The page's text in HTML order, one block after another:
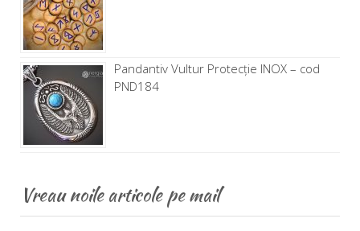
Pandantiv Vultur Protecție INOX – cod
PND184
Vreau noile articole pe mail